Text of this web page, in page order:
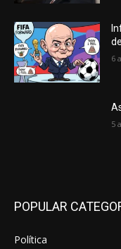
6
5
POPULAR
Política